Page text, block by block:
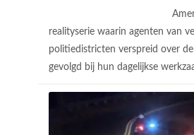
realityserie waarin agenten van
politiedistricten verspreid over
gevolgd bij hun dagelijkse